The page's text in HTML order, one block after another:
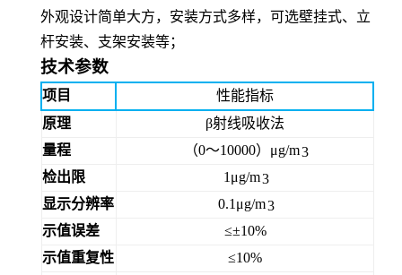
外观设计简单大方，安装方式多样，可选壁挂式、立
杆安装、支架安装等；
技术参数
项目
性能指标
原理
β射线吸收法
量程
（0～10000）μg/m3
检出限
1μg/m3
显示分辨率
0.1μg/m3
示值误差
≤±10%
示值重复性
≤10%